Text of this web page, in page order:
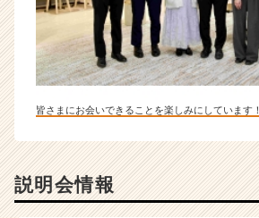
皆さまにお会いできることを楽しみにしています！
説明会情報